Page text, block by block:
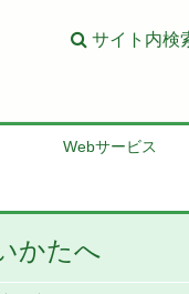
サイト内検
Webサービス
かたへ